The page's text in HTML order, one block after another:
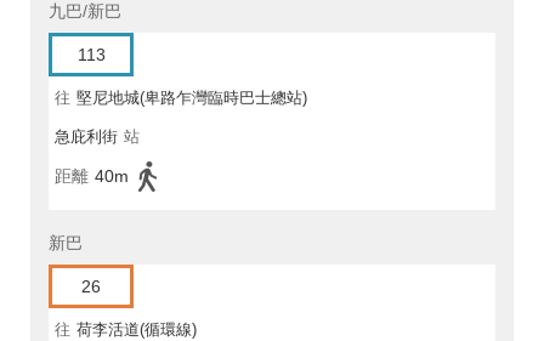
九巴/新巴
113
往 堅尼地城(卑路乍灣臨時巴士總站)
急庇利街 站
距離 40m
新巴
26
往 荷李活道(循環線)